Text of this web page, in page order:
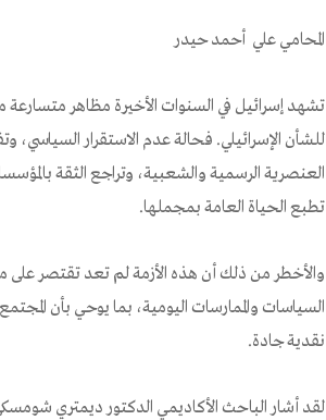
المحامي علي أحمد حيدر
تشهد إسرائيل في السنوات الأخيرة مظاهر متسارعة
للشأن الإسرائيلي. فحالة عدم الاستقرار السياسي،
العنصرية الرسمية والشعبية، وتراجع الثقة
تطبع الحياة العامة بمجملها.
والأخطر من ذلك أن هذه الأزمة لم تعد تقتصر
السياسات والممارسات اليومية، بما يوحي بأن
نقدية جادة.